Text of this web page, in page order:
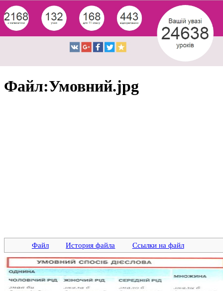
Файл:Умовний.jpg
Файл История файла Ссылки на файл